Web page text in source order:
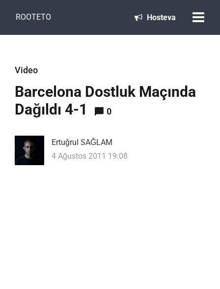
ROOTETO Hosteva
Video
Barcelona Dostluk Maçında
Dağıldı 4-1
0
Ertuğrul SAĞLAM
4 Ağustos 2011 19:08